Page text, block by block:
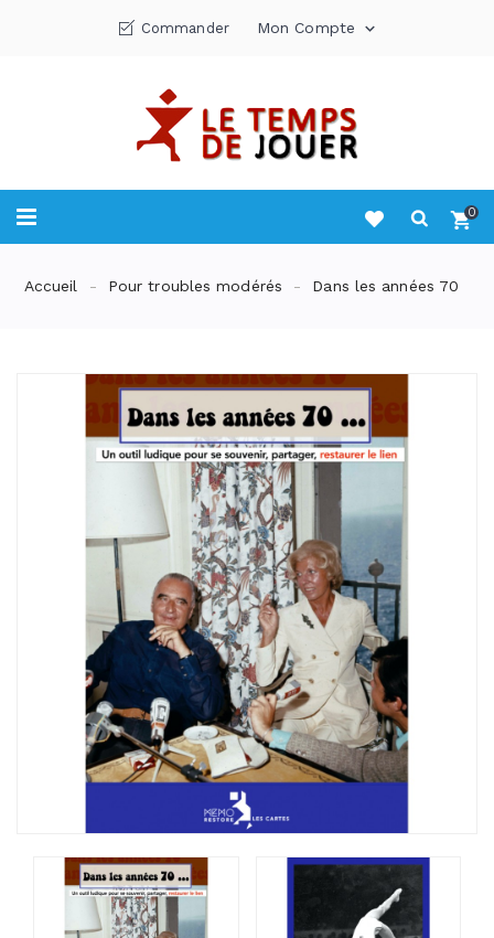
Commander Mon Compte 
0
Accueil Pour troubles modérés Dans les années 70